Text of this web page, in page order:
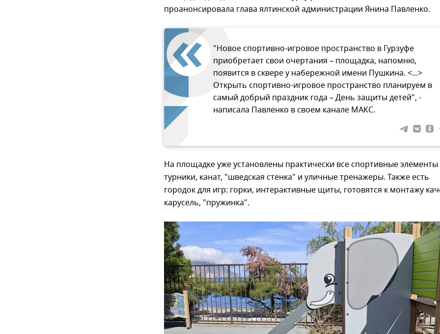
проанонсировала глава ялтинской администрации Янина Павленко.
"Новое спортивно-игровое пространство в Гурзуфе
приобретает свои очертания – площадка, напомню,
появится в сквере у набережной имени Пушкина. <...>
Открыть спортивно-игровое пространство планируем в
самый добрый праздник года – День защиты детей", -
написала Павленко в своем канале МАКС.
На площадке уже установлены практически все спортивные элементы
турники, канат, "шведская стенка" и уличные тренажеры. Также есть
городок для игр: горки, интерактивные щиты, готовятся к монтажу
карусель, "пружинка".